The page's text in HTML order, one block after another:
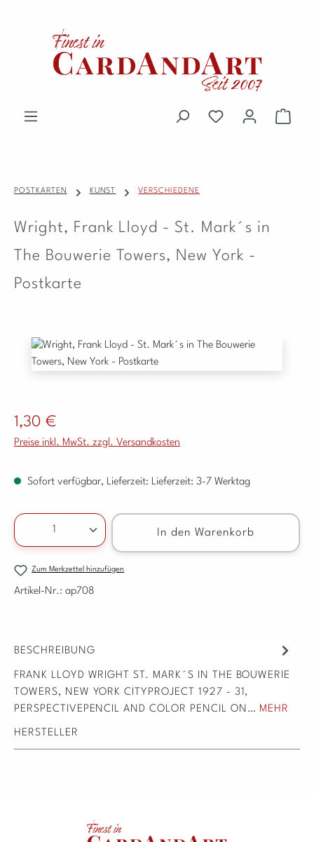
Du hast 0 Produkte
POSTKARTEN KUNST VERSCHIEDENE
Wright, Frank Lloyd - St. Mark´s in
The Bouwerie Towers, New York -
Postkarte
Bildergalerie überspringen
Regulärer Preis:
1,30 €
Preise inkl. MwSt. zzgl. Versandkosten
Sofort verfügbar, Lieferzeit: Lieferzeit: 3-7 Werktag
Produkt Anzahl: Gib den gewünschten Wert ein
In den Warenkorb
Zum Merkzettel hinzufügen
Artikel-Nr.: ap708
BESCHREIBUNG
FRANK LLOYD WRIGHT ST. MARK´S IN THE BOUWERIE
TOWERS, NEW YORK CITYPROJECT 1927 - 31,
PERSPECTIVEPENCIL AND COLOR PENCIL ON… MEHR
HERSTELLER